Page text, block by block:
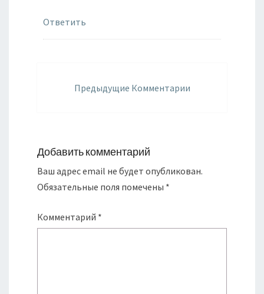
Ответить
комментариям
Предыдущие Комментарии
Добавить комментарий
Ваш адрес email не будет опубликован.
Обязательные поля помечены *
Комментарий *